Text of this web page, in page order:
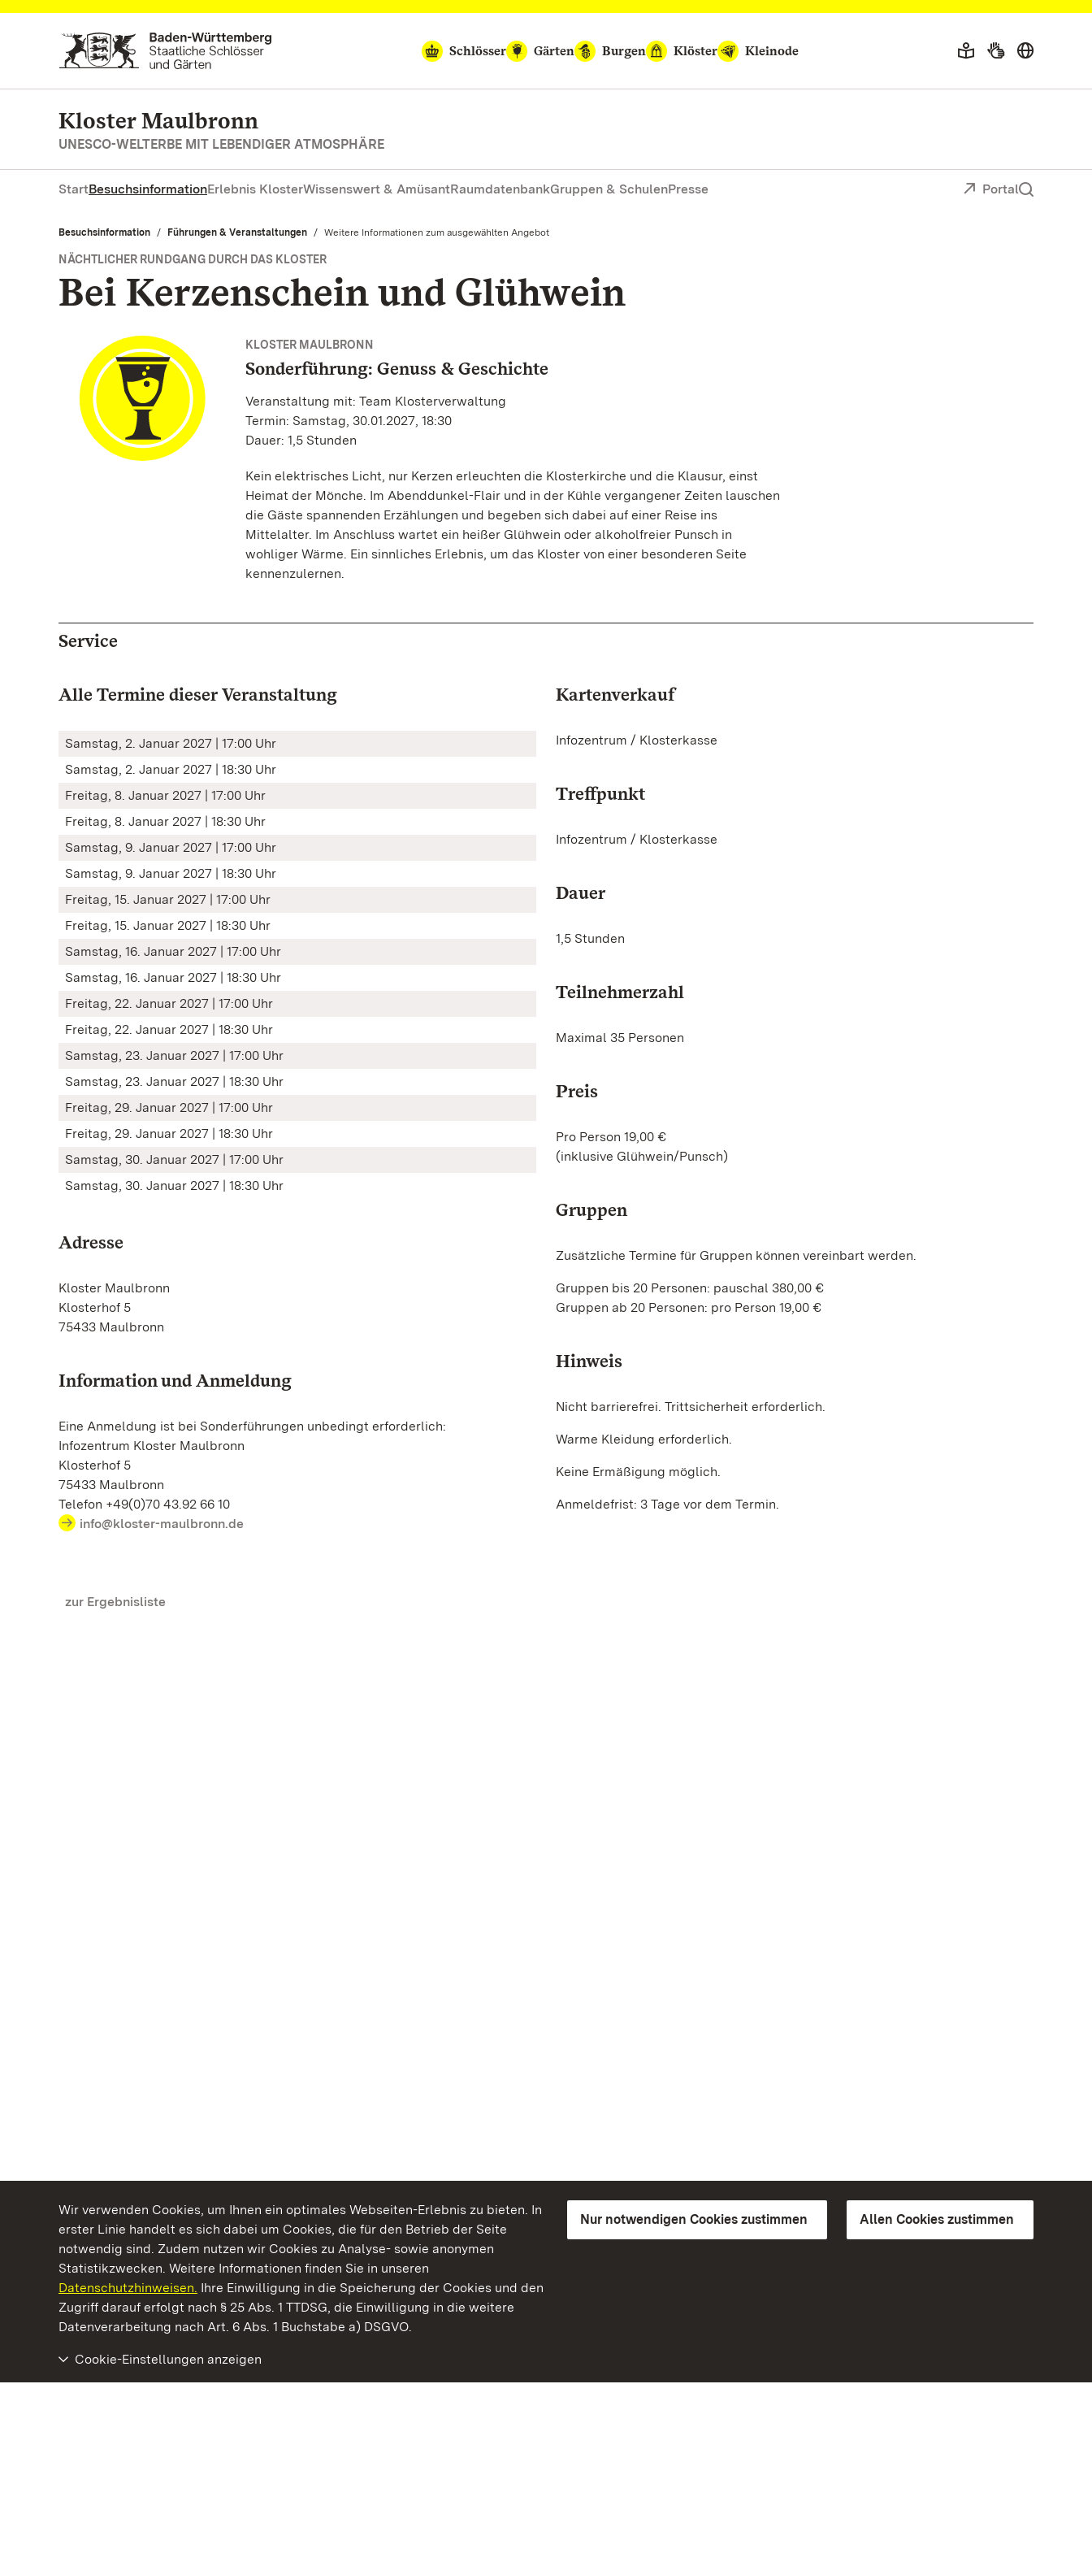
Wir verwenden Cookies, um Ihnen ein optimales Webseiten-Erlebnis zu bieten. In
erster Linie handelt es sich dabei um Cookies, die für den Betrieb der Seite
notwendig sind. Zudem nutzen wir Cookies zu Analyse- sowie anonymen
Statistikzwecken. Weitere Informationen finden Sie in unseren
Datenschutzhinweisen. Ihre Einwilligung in die Speicherung der Cookies und den
Zugriff darauf erfolgt nach § 25 Abs. 1 TTDSG, die Einwilligung in die weitere
Datenverarbeitung nach Art. 6 Abs. 1 Buchstabe a) DSGVO.
Nur notwendigen Cookies zustimmen Allen Cookies zustimmen
Cookie-Einstellungen anzeigen
Zum Hauptinhalt springen
Schlösser
Gärten Burgen Klöster Kleinode
Kloster Maulbronn
UNESCO-WELTERBE MIT LEBENDIGER ATMOSPHÄRE
StartBesuchsinformationErlebnis KlosterWissenswert & AmüsantRaumdatenbankGruppen & SchulenPresse Portal
Besuchsinformation Führungen & Veranstaltungen Aktuell:
Weitere Informationen zum ausgewählten Angebot
NÄCHTLICHER RUNDGANG DURCH DAS KLOSTER
Bei Kerzenschein und Glühwein
KLOSTER MAULBRONN
Sonderführung: Genuss & Geschichte
Veranstaltung mit: Team Klosterverwaltung
Termin: Samstag, 30.01.2027, 18:30
Dauer: 1,5 Stunden
Kein elektrisches Licht, nur Kerzen erleuchten die Klosterkirche und die Klausur, einst
Heimat der Mönche. Im Abenddunkel-Flair und in der Kühle vergangener Zeiten lauschen
die Gäste spannenden Erzählungen und begeben sich dabei auf einer Reise ins
Mittelalter. Im Anschluss wartet ein heißer Glühwein oder alkoholfreier Punsch in
wohliger Wärme. Ein sinnliches Erlebnis, um das Kloster von einer besonderen Seite
kennenzulernen.
Service
Alle Termine dieser Veranstaltung
Samstag, 2. Januar 2027 | 17:00 Uhr
Samstag, 2. Januar 2027 | 18:30 Uhr
Freitag, 8. Januar 2027 | 17:00 Uhr
Freitag, 8. Januar 2027 | 18:30 Uhr
Samstag, 9. Januar 2027 | 17:00 Uhr
Samstag, 9. Januar 2027 | 18:30 Uhr
Freitag, 15. Januar 2027 | 17:00 Uhr
Freitag, 15. Januar 2027 | 18:30 Uhr
Samstag, 16. Januar 2027 | 17:00 Uhr
Samstag, 16. Januar 2027 | 18:30 Uhr
Freitag, 22. Januar 2027 | 17:00 Uhr
Freitag, 22. Januar 2027 | 18:30 Uhr
Samstag, 23. Januar 2027 | 17:00 Uhr
Samstag, 23. Januar 2027 | 18:30 Uhr
Freitag, 29. Januar 2027 | 17:00 Uhr
Freitag, 29. Januar 2027 | 18:30 Uhr
Samstag, 30. Januar 2027 | 17:00 Uhr
Samstag, 30. Januar 2027 | 18:30 Uhr
Adresse
Kloster Maulbronn
Klosterhof 5
75433 Maulbronn
Information und Anmeldung
Eine Anmeldung ist bei Sonderführungen unbedingt erforderlich:
Infozentrum Kloster Maulbronn
Klosterhof 5
75433 Maulbronn
Telefon +49(0)70 43.92 66 10
info@kloster-maulbronn.de
Kartenverkauf
Infozentrum / Klosterkasse
Treffpunkt
Infozentrum / Klosterkasse
Dauer
1,5 Stunden
Teilnehmerzahl
Maximal 35 Personen
Preis
Pro Person 19,00 €
(inklusive Glühwein/Punsch)
Gruppen
Zusätzliche Termine für Gruppen können vereinbart werden.
Gruppen bis 20 Personen: pauschal 380,00 €
Gruppen ab 20 Personen: pro Person 19,00 €
Hinweis
Nicht barrierefrei. Trittsicherheit erforderlich.
Warme Kleidung erforderlich.
Keine Ermäßigung möglich.
Anmeldefrist: 3 Tage vor dem Termin.
zur Ergebnisliste
Kommen. Staunen. Genießen.